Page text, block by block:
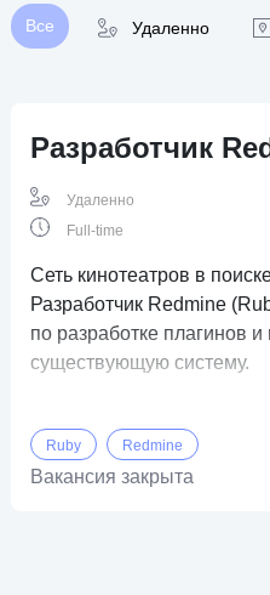
Все Удаленно
Разработчик
Удаленно
Full-time
Сеть кинотеатров в
Разработчик Redmine
по разработке плагинов
существующую систему.
Ruby Redmine
Вакансия закрыта